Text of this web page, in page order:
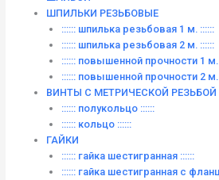
ШПИЛЬКИ РЕЗЬБОВЫЕ
:::::: шпилька резьбовая 1 м. ::::::
:::::: шпилька резьбовая 2 м. ::::::
:::::: повышенной прочности 1 м.
:::::: повышенной прочности 2 м.
ВИНТЫ C МЕТРИЧЕСКОЙ РЕЗЬБОЙ
:::::: полукольцо ::::::
:::::: кольцо ::::::
ГАЙКИ
:::::: гайка шестигранная ::::::
:::::: гайка шестигранная с